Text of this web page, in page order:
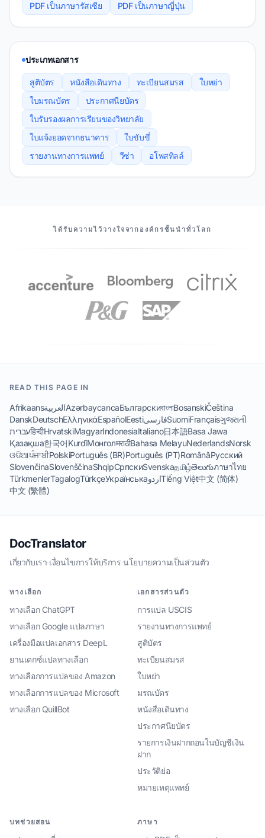
PDF เป็นภาษารัสเซีย
PDF เป็นภาษาญี่ปุ่น
ประเภทเอกสาร
สูติบัตร หนังสือเดินทาง ทะเบียนสมรส
ใบหย่า
ใบมรณบัตร
ประกาศนียบัตร
ใบรับรองผลการเรียนของวิทยาลัย
ใบแจ้งยอดจากธนาคาร
ใบขับขี่
รายงานทางการแพทย์
วีซ่า อโพสทิลล์
พันธมิตรของเราได้รับความไว้วางใจจากองค์กรชั้นนําทั่วโลก
READ THIS PAGE IN
AfrikaansالعربيةAzərbaycancaБългарскиবাংলাBosanskiČeština
DanskDeutschΕλληνικάEspañolEestiفارسیSuomiFrançaisગુજરાતી
עבריתहिन्दीHrvatskiMagyarIndonesiaItaliano日本語Basa Jawa
Қазақша한국어KurdîМонголमराठीBahasa MelayuNederlandsNorsk
ଓଡିଆਪੰਜਾਬੀPolskiPortuguês (BR)Português (PT)RomânăРусский
SlovenčinaSlovenščinaShqipСрпскиSvenskaதமிழ்తెలుగుภาษาไทย
TürkmenlerTagalogTürkçeУкраїнськаاردوTiếng Việt中文 (简体)
中文 (繁體)
DocTranslator
เกี่ยวกับเรา·เงื่อนไขการให้บริการ·นโยบายความเป็นส่วนตัว
ทางเลือก
ทางเลือก ChatGPT
ทางเลือก Google แปลภาษา
เครื่องมือแปลเอกสาร DeepL
ยานเดกซ์แปลทางเลือก
ทางเลือกการแปลของ Amazon
ทางเลือกการแปลของ Microsoft
ทางเลือก QuillBot
เอกสารส่วนตัว
การแปล USCIS
รายงานทางการแพทย์
สูติบัตร
ทะเบียนสมรส
ใบหย่า
มรณบัตร
หนังสือเดินทาง
ประกาศนียบัตร
รายการเงินฝากถอนในบัญชีเงิน
ฝาก
ประวัติย่อ
หมายเหตุแพทย์
บทช่วยสอน ภาษา